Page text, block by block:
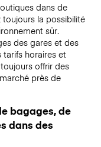
dans de
la possibilité
sûr.
des gares et des
horaires et
offrir des
près de
bagages, de
dans des